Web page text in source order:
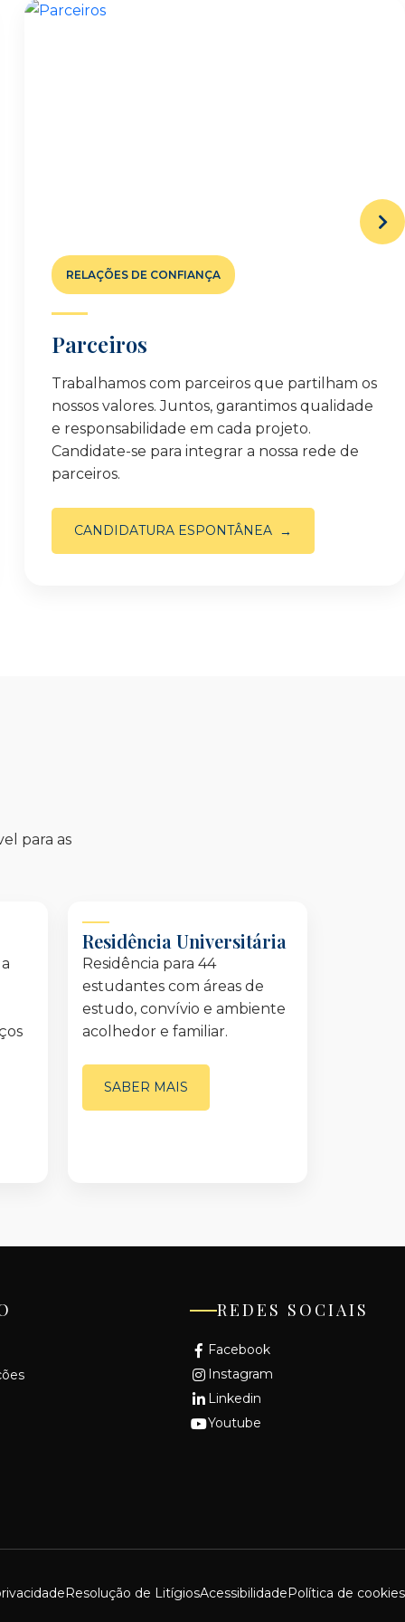
RELAÇÕES DE CONFIANÇA
Parceiros
Trabalhamos com parceiros que partilham os
nossos valores. Juntos, garantimos qualidade
e responsabilidade em cada projeto.
Candidate-se para integrar a nossa rede de
parceiros.
CANDIDATURA ESPONTÂNEA
para as
Residência Universitária
Residência para 44
estudantes com áreas de
estudo, convívio e ambiente
acolhedor e familiar.
SABER MAIS
REDES SOCIAIS
Facebook
Instagram
Linkedin
Youtube
Resolução de LitígiosAcessibilidadePolítica de cookies